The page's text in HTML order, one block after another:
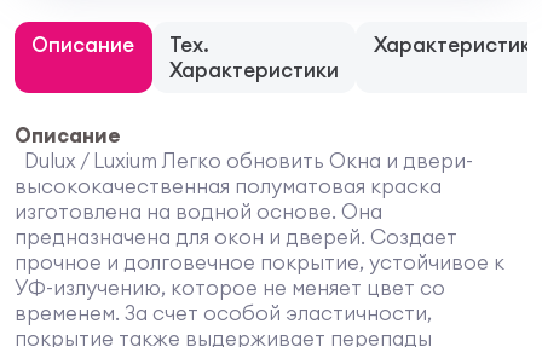
Описание
Тех.
Характеристики
Характеристики
Описание
Dulux / Luxium Легко обновить Окна и двери-
высококачественная полуматовая краска
изготовлена на водной основе. Она
предназначена для окон и дверей. Создает
прочное и долговечное покрытие, устойчивое к
УФ-излучению, которое не меняет цвет со
временем. За счет особой эластичности,
покрытие также выдерживает перепады